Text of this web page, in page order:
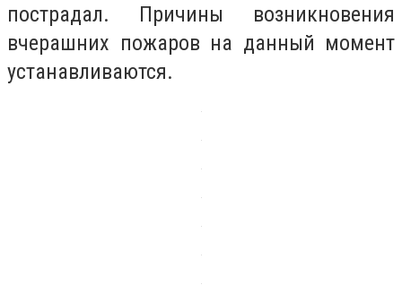
пострадал. Причины возникновения
вчерашних пожаров на данный момент
устанавливаются.